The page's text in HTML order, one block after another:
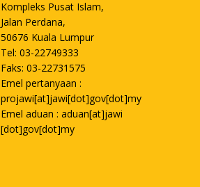
Kompleks Pusat Islam,
Jalan Perdana,
50676 Kuala Lumpur
Tel: 03-22749333
Faks: 03-22731575
Emel pertanyaan :
projawi[at]jawi[dot]gov[dot]my
Emel aduan : aduan[at]jawi
[dot]gov[dot]my